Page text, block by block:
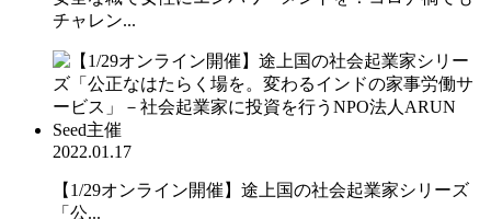
チャレン...
2022.01.17
【1/29オンライン開催】途上国の社会起業家シリーズ
「公...